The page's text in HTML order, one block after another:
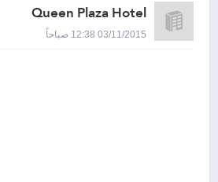
Queen Plaza Hotel
03/11/2015 12:38 صباحاً